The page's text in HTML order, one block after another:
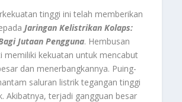
tinggi ini telah memberikan
Jaringan Kelistrikan Kolaps:
Jutaan Pengguna. Hembusan
memiliki kekuatan untuk mencabut
dan menerbangkannya. Puing-
saluran listrik tegangan tinggi
Akibatnya, terjadi gangguan besar